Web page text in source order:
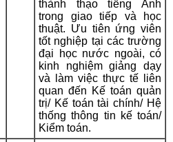
thành thạo tiếng Anh
trong giao tiếp và học
thuật. Ưu tiên ứng viên
tốt nghiệp tại các trường
đại học nước ngoài, có
kinh nghiệm giảng dạy
và làm việc thực tế liên
quan đến Kế toán quản
trị/ Kế toán tài chính/ Hệ
thống thông tin kế toán/
Kiểm toán.